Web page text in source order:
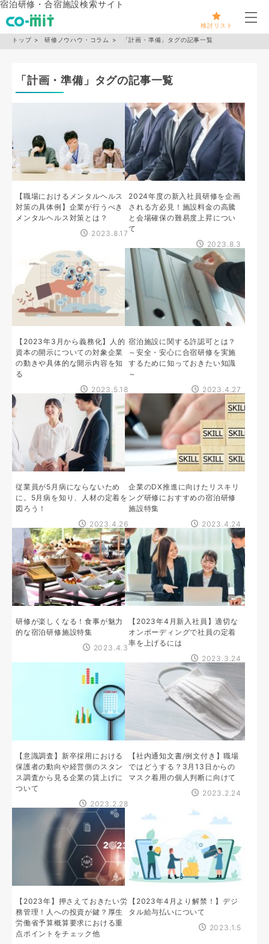
宿泊研修・合宿施設検索サイト
検討リスト
メ
トップ 研修ノウハウ・コラム 「計画・準備」タグの記事一覧
「計画・準備」タグの記事一覧
【職場におけるメンタルヘルス
対策の具体例】企業が行うべき
メンタルヘルス対策とは？
2023.8.17
2024年度の新入社員研修を企画
される方必見！施設料金の高騰
と会場確保の難易度上昇につい
て
2023.8.3
【2023年3月から義務化】人的
資本の開示についての対象企業
の動きや具体的な開示内容を知
る
2023.5.18
宿泊施設に関する許認可とは？
～安全・安心に合宿研修を実施
するために知っておきたい知識
～
2023.4.27
従業員が5月病にならないため
に。5月病を知り、人材の定着を
図ろう！
2023.4.26
企業のDX推進に向けたリスキリ
ング研修におすすめの宿泊研修
施設特集
2023.4.24
研修が楽しくなる！食事が魅力
的な宿泊研修施設特集
2023.4.3
【2023年4月新入社員】適切な
オンボーディングで社員の定着
率を上げるには
2023.3.24
【意識調査】新卒採用における
保護者の動向や経営側のスタン
ス調査から見る企業の賃上げに
ついて
2023.2.28
【社内通知文書/例文付き】職場
ではどうする？3月13日からの
マスク着用の個人判断に向けて
2023.2.24
【2023年】押さえておきたい労
務管理！人への投資が鍵？厚生
労働省予算概算要求における重
点ポイントをチェック他
【2023年4月より解禁！】デジ
タル給与払いについて
2023.1.5